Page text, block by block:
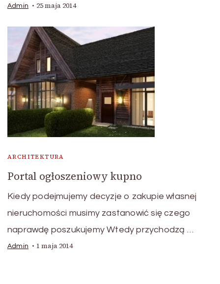
Admin 25 maja 2014
ARCHITEKTURA
Portal ogłoszeniowy kupno
Kiedy podejmujemy decyzje o zakupie własnej
nieruchomości musimy zastanowić się czego
naprawdę poszukujemy Wtedy przychodzą …
Admin 1 maja 2014